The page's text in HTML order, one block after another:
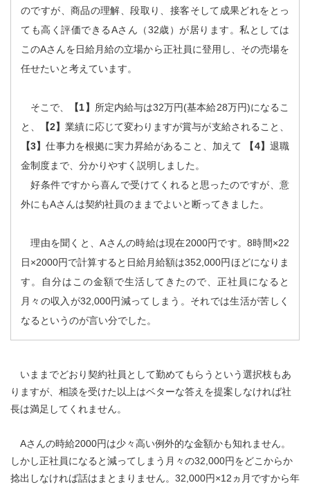
のですが、商品の理解、段取り、接客そして成果どれをとっ
ても高く評価できるAさん（32歳）が居ります。私としては
このAさんを日給月給の立場から正社員に登用し、その売場を
任せたいと考えています。
そこで、 【1】 所定内給与は32万円(基本給28万円)になるこ
と、
【2】業績に応じて変わりますが賞与が支給されること、
【3】仕事力を根拠に実力昇給があること、加えて 【4】 退職
金制度まで、分かりやすく説明しました。
好条件ですから喜んで受けてくれると思ったのですが、意
外にもAさんは契約社員のままでよいと断ってきました。
理由を聞くと、Aさんの時給は現在2000円です。8時間×22
日×2000円で計算すると日給月給額は352,000円ほどになりま
す。自分はこの金額で生活してきたので、正社員になると
月々の収入が32,000円減ってしまう。それでは生活が苦しく
なるというのが言い分でした。
いままでどおり契約社員として勤めてもらうという選択枝もあ
りますが、相談を受けた以上はベターな答えを提案しなければ社
長は満足してくれません。
Aさんの時給2000円は少々高い例外的な金額かも知れません。
しかし正社員になると減ってしまう月々の32,000円をどこからか
捻出しなければ話はまとまりません。32,000円×12ヵ月ですから年